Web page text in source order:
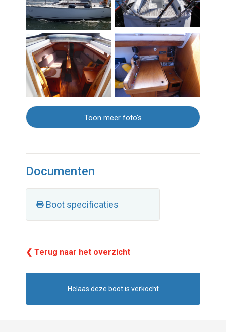
Toon meer foto's
Documenten
Boot specificaties
❮ Terug naar het overzicht
Helaas deze boot is verkocht